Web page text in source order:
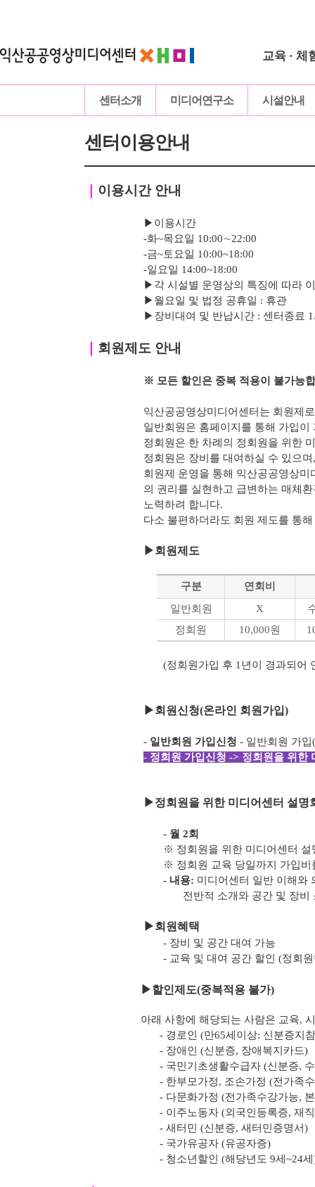
교육 · 체
센터소개 미디어연구소 시설안내
센터이용안내
이용시간 안내
▶이용시간
-화~목요일 10:00∼22:00
-금~토요일 10:00~18:00
-일요일 14:00~18:00
▶ 각 시설별 운영상의 특징에 따라
▶ 월요일 및 법정 공휴일 : 휴관
▶ 장비대여 및 반납시간 : 센터종료
회원제도 안내
※ 모든 할인은 중복 적용이 불가능
익산공공영상미디어센터는 회원제
일반회원은 홈페이지를 통해 가입
정회원은 한 차례의 정회원을 위한
정회원은 장비를 대여하실 수 있으
회원제 운영을 통해 익산공공영상
의 권리를 실현하고 급변하는 매체
노력하려 합니다.
다소 불편하더라도 회원 제도를 통
▶회원제도
구분
연회비
일반회원
X
정회원
10,000원
(정회원가입 후 1년이 경과되어
▶회원신청(온라인 회원가입)
- 일반회원 가입신청 - 일반회원 가입
- 정회원 가입신청 -> 정회원을 위한
▶정회원을 위한 미디어센터 설명
- 월 2회
※ 정회원을 위한 미디어센터 설
※ 정회원 교육 당일까지 가입비
- 내용: 미디어센터 일반 이해와
전반적 소개와 공간 및 장
▶회원혜택
- 장비 및 공간 대여 가능
- 교육 및 대여 공간 할인 (정회
▶할인제도(중복적용 불가)
아래 사항에 해당되는 사람은 교육,
- 경로인 (만65세이상: 신분증지
- 장애인 (신분증, 장애복지카드)
- 국민기초생활수급자 (신분증,
- 한부모가정, 조손가정 (전가족
- 다문화가정 (전가족수강가능,
- 이주노동자 (외국인등록증, 재
- 새터민 (신분증, 새터민증명서)
- 국가유공자 (유공자증)
- 청소년할인 (해당년도 9세~24